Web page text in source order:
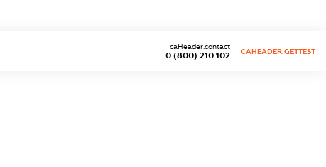
0 (800) 210 102
caHeader.contact
CAHEADER.GETTEST